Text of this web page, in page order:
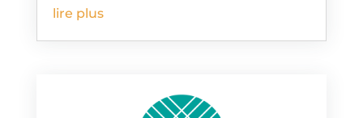
lire plus